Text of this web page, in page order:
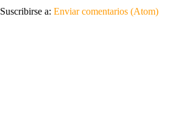
Suscribirse a: Enviar comentarios (Atom)